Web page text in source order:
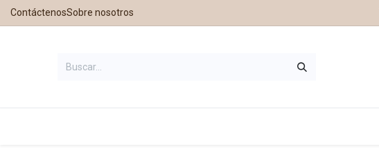
ContáctenosSobre nosotros